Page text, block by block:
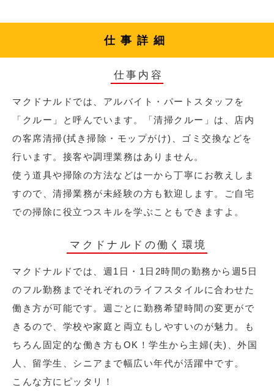
仕事詳細
仕事内容
マクドナルドでは、アルバイト・パートスタッフを
「クルー」と呼んでいます。「清掃クルー」は、店内
の客席清掃(拭き掃除・モップがけ)、ゴミ交換などを
行います。接客や調理業務はありません。
使う道具や掃除の方法などは一から丁寧にお教えしま
すので、清掃業務が未経験の方も歓迎します。ご自宅
での掃除に役立つスキルを学ぶこともできますよ。
マクドナルドの働く環境
マクドナルドでは、週1日・1日2時間の勤務から週5日
のフル勤務までそれぞれのライフスタイルに合わせた
働き方が可能です。週ごとに勤務希望時間の変更がで
きるので、学校や家庭と両立もしやすいのが魅力。も
ちろん固定的な働き方もOK！学生から主婦(夫)、外国
人、留学生、シニアまで幅広い年代が活躍中です。
こんな方にピッタリ！